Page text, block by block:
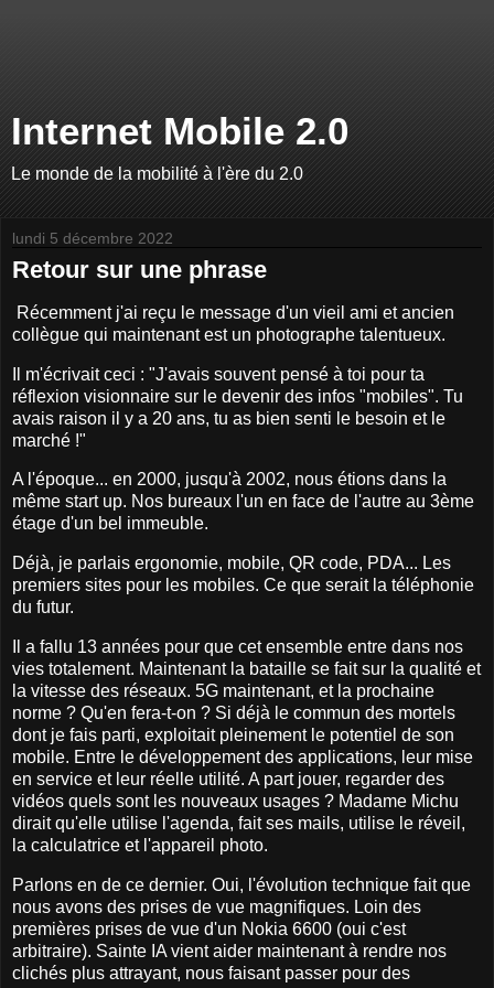
Internet Mobile 2.0
Le monde de la mobilité à l'ère du 2.0
lundi 5 décembre 2022
Retour sur une phrase
Récemment j'ai reçu le message d'un vieil ami et ancien
collègue qui maintenant est un photographe talentueux.
Il m'écrivait ceci : "J'avais souvent pensé à toi pour ta
réflexion visionnaire sur le devenir des infos "mobiles". Tu
avais raison il y a 20 ans, tu as bien senti le besoin et le
marché !"
A l'époque... en 2000, jusqu'à 2002, nous étions dans la
même start up. Nos bureaux l'un en face de l'autre au 3ème
étage d'un bel immeuble.
Déjà, je parlais ergonomie, mobile, QR code, PDA... Les
premiers sites pour les mobiles. Ce que serait la téléphonie
du futur.
Il a fallu 13 années pour que cet ensemble entre dans nos
vies totalement. Maintenant la bataille se fait sur la qualité et
la vitesse des réseaux. 5G maintenant, et la prochaine
norme ? Qu'en fera-t-on ? Si déjà le commun des mortels
dont je fais parti, exploitait pleinement le potentiel de son
mobile. Entre le développement des applications, leur mise
en service et leur réelle utilité. A part jouer, regarder des
vidéos quels sont les nouveaux usages ? Madame Michu
dirait qu'elle utilise l'agenda, fait ses mails, utilise le réveil,
la calculatrice et l'appareil photo.
Parlons en de ce dernier. Oui, l'évolution technique fait que
nous avons des prises de vue magnifiques. Loin des
premières prises de vue d'un Nokia 6600 (oui c'est
arbitraire). Sainte IA vient aider maintenant à rendre nos
clichés plus attrayant, nous faisant passer pour des